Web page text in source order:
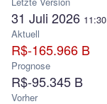
31 Juli 2026 11:30
Aktuell
R$-165.966 B
Prognose
R$-95.345 B
Vorher